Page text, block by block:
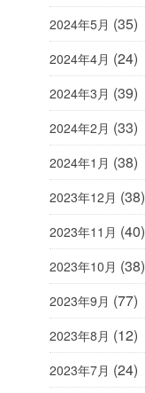
2024年5月 (35)
2024年4月 (24)
2024年3月 (39)
2024年2月 (33)
2024年1月 (38)
2023年12月 (38)
2023年11月 (40)
2023年10月 (38)
2023年9月 (77)
2023年8月 (12)
2023年7月 (24)